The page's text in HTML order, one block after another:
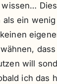
ein
will
ich das